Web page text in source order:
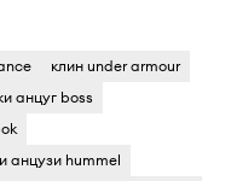
клин under armour
анцуг boss
анцузи hummel